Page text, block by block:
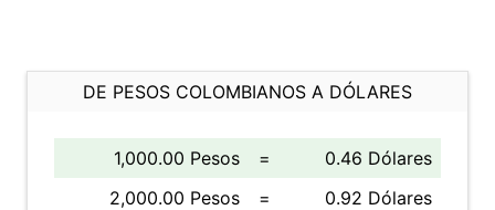
DE PESOS COLOMBIANOS A DÓLARES
1,000.00 Pesos =
0.46 Dólares
2,000.00 Pesos
=
0.92 Dólares